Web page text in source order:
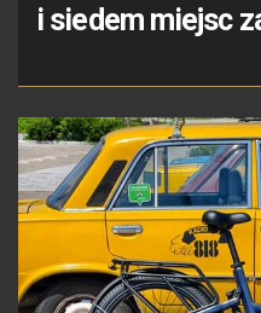
i siedem miejsc